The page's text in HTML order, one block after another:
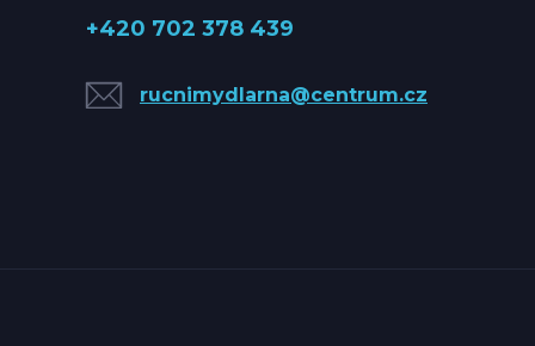
+420 702 378 439
rucnimydlarna@centrum.cz